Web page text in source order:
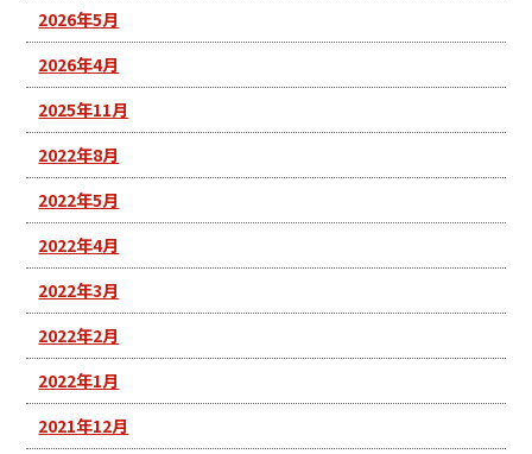
2026年5月
2026年4月
2025年11月
2022年8月
2022年5月
2022年4月
2022年3月
2022年2月
2022年1月
2021年12月